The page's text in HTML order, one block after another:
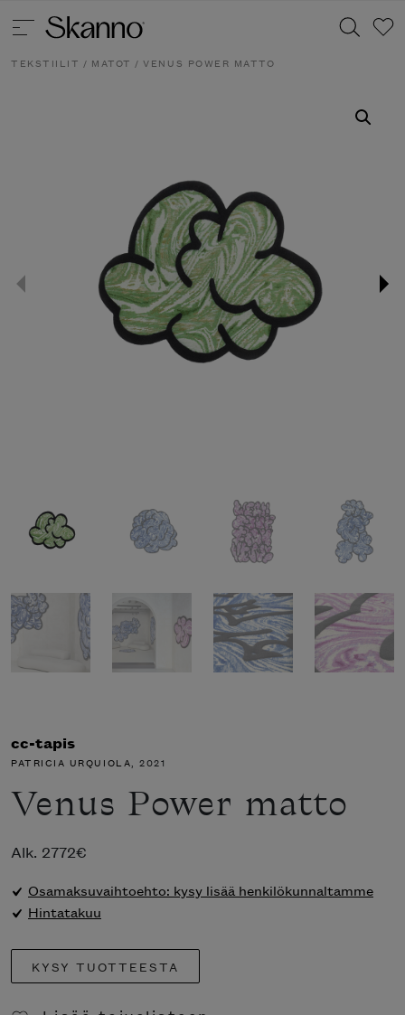
TEKSTIILIT / MATOT / VENUS POWER MATTO
cc-tapis
PATRICIA URQUIOLA, 2021
Venus Power matto
Alk. 2772€
Osamaksuvaihtoehto: kysy lisää henkilökunnaltamme
Hintatakuu
KYSY TUOTTEESTA